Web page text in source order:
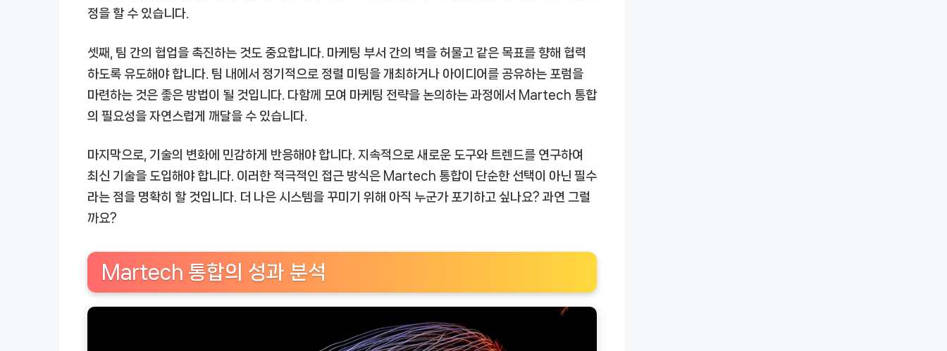
정을 할 수 있습니다.
셋째, 팀 간의 협업을 촉진하는 것도 중요합니다. 마케팅 부서 간의 벽을 허물고 같은 목표를 향해 협력
하도록 유도해야 합니다. 팀 내에서 정기적으로 정렬 미팅을 개최하거나 아이디어를 공유하는 포럼을
마련하는 것은 좋은 방법이 될 것입니다. 다함께 모여 마케팅 전략을 논의하는 과정에서 Martech 통합
의 필요성을 자연스럽게 깨달을 수 있습니다.
마지막으로, 기술의 변화에 민감하게 반응해야 합니다. 지속적으로 새로운 도구와 트렌드를 연구하여
최신 기술을 도입해야 합니다. 이러한 적극적인 접근 방식은 Martech 통합이 단순한 선택이 아닌 필수
라는 점을 명확히 할 것입니다. 더 나은 시스템을 꾸미기 위해 아직 누군가 포기하고 싶나요? 과연 그럴
까요?
Martech 통합의 성과 분석